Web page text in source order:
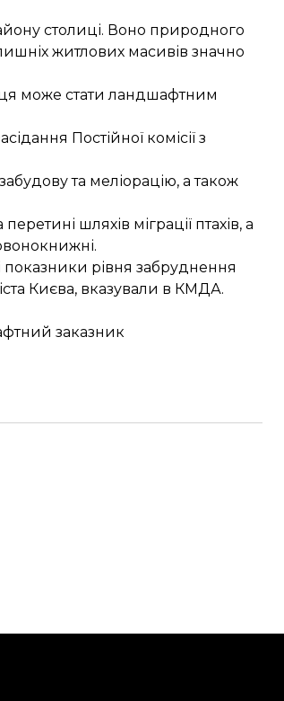
столиці. Воно природного
житлових масивів значно
може стати ландшафтним
Постійної комісії з
та меліорацію, а також
шляхів міграції птахів, а
рівня забруднення
Києва, вказували в КМДА.
заказник